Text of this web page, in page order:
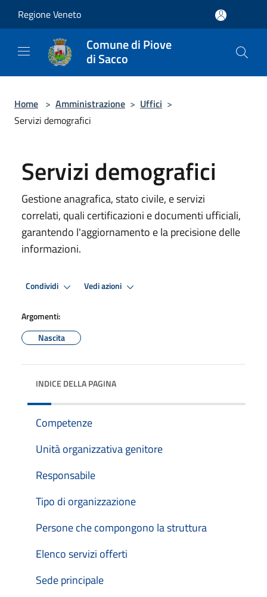
Regione Veneto
Comune di Piove
di Sacco
Home > Amministrazione > Uffici >
Servizi demografici
Servizi demografici
Gestione anagrafica, stato civile, e servizi
correlati, quali certificazioni e documenti ufficiali,
garantendo l'aggiornamento e la precisione delle
informazioni.
Condividi Vedi azioni
Argomenti:
Nascita
INDICE DELLA PAGINA
Competenze
Unità organizzativa genitore
Responsabile
Tipo di organizzazione
Persone che compongono la struttura
Elenco servizi offerti
Sede principale